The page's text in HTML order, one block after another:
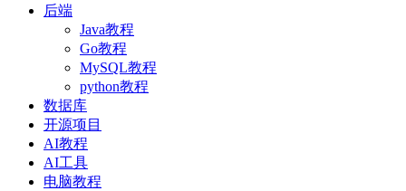
后端
Java教程
Go教程
MySQL教程
python教程
数据库
开源项目
AI教程
AI工具
电脑教程